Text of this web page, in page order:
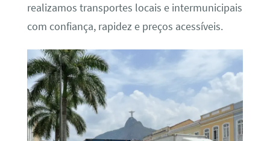
realizamos transportes locais e intermunicipais
com confiança, rapidez e preços acessíveis.